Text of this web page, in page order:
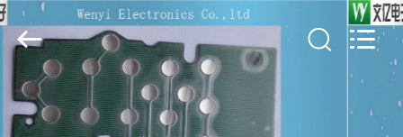
বাড়ি
Jinyuanhang
Electronic
Technology
Co.,
Ltd.
Rights
Reserved.